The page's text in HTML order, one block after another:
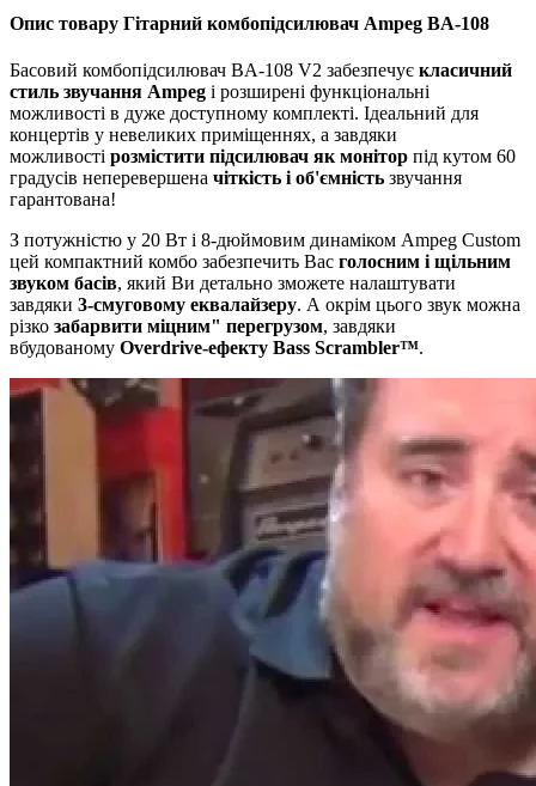
Опис товару Гітарний комбопідсилювач Ampeg BA-108
Басовий комбопідсилювач BA-108 V2 забезпечує класичний
стиль звучання Ampeg і розширені функціональні
можливості в дуже доступному комплекті. Ідеальний для
концертів у невеликих приміщеннях, а завдяки
можливості розмістити підсилювач як монітор під кутом 60
градусів неперевершена чіткість і об'ємність звучання
гарантована!
З потужністю у 20 Вт і 8-дюймовим динаміком Ampeg Custom
цей компактний комбо забезпечить Вас голосним і щільним
звуком басів, який Ви детально зможете налаштувати
завдяки 3-смуговому еквалайзеру. А окрім цього звук можна
різко забарвити міцним" перегрузом, завдяки
вбудованому Overdrive-ефекту Bass Scrambler™.